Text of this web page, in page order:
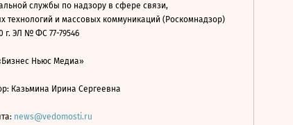
службы по надзору в сфере связи,
технологий и массовых коммуникаций (Роскомнадзор)
г. ЭЛ № ФС 77-79546
Ньюс Медиа»
Казьмина Ирина Сергеевна
news@vedomosti.ru